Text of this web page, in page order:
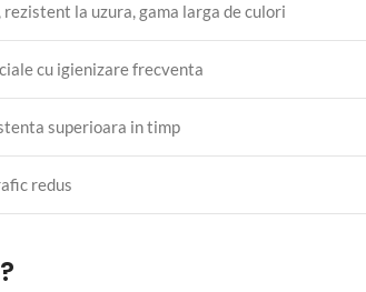
la uzura, gama larga de culori
cu igienizare frecventa
superioara in timp
redus